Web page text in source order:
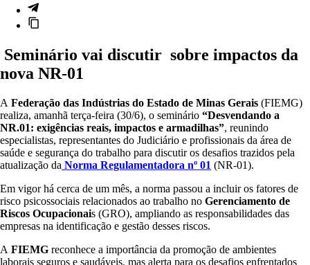
Seminário vai discutir sobre impactos da
nova NR-01
A Federação das Indústrias do Estado de Minas Gerais (FIEMG)
realiza, amanhã terça-feira (30/6), o seminário “Desvendando a
NR.01: exigências reais, impactos e armadilhas”, reunindo
especialistas, representantes do Judiciário e profissionais da área de
saúde e segurança do trabalho para discutir os desafios trazidos pela
atualização da Norma Regulamentadora nº 01 (NR-01).
Em vigor há cerca de um mês, a norma passou a incluir os fatores de
risco psicossociais relacionados ao trabalho no Gerenciamento de
Riscos Ocupacionais (GRO), ampliando as responsabilidades das
empresas na identificação e gestão desses riscos.
A FIEMG reconhece a importância da promoção de ambientes
laborais seguros e saudáveis, mas alerta para os desafios enfrentados